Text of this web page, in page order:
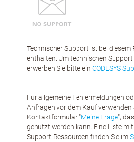
Technischer Support ist bei diesem
enthalten. Um technischen Support
erwerben Sie bitte ein CODESYS
Für allgemeine Fehlermeldungen
Anfragen vor dem Kauf verwenden
Kontaktformular "Meine Frage",
genutzt werden kann. Eine Liste
Support-Ressourcen finden Sie im